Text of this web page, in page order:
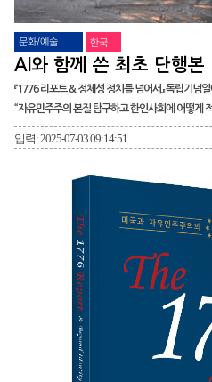
문화/예술 한국
AI와 함께 쓴 최초 단행본
『1776 리포트 & 정체성 정치를 넘어서』 독립기념
“자유민주주의 본질 탐구하고 한인사회에 어떻게
입력: 2025-07-03 09:14:51